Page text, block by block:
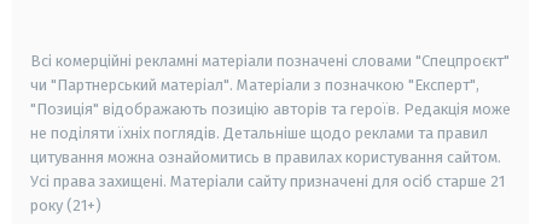
Всі комерційні рекламні матеріали позначені словами "Спецпроєкт"
чи "Партнерський матеріал". Матеріали з позначкою "Експерт",
"Позиція" відображають позицію авторів та героїв. Редакція може
не поділяти їхніх поглядів. Детальніше щодо реклами та правил
цитування можна ознайомитись в правилах користування сайтом.
Усі права захищені. Матеріали сайту призначені для осіб старше 21
року (21+)